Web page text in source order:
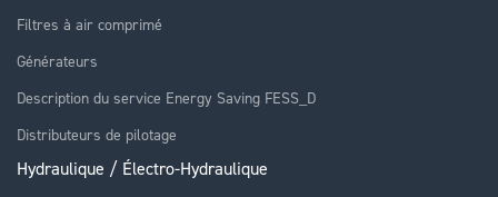
Filtres à air comprimé
Générateurs
Description du service Energy Saving FESS_D
Distributeurs de pilotage
Hydraulique / Électro-Hydraulique